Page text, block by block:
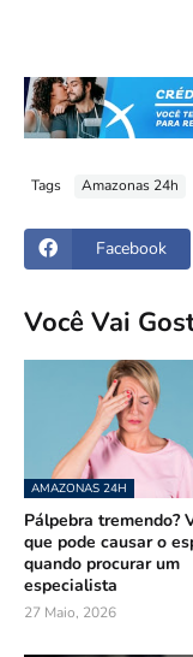
Tags Amazonas 24h
Facebook
Você Vai
AMAZONAS 24H
Pálpebra tremendo?
que pode causar o
quando procurar um
especialista
27 Maio, 2026